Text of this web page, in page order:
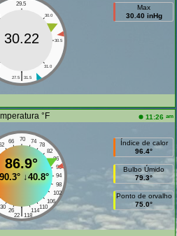
29.5
30.0
30.5
31.0
|
27.5 31.5
30.22
Max
30.40 inHg
°F 11:26 am
70
66 74
78
82
86
90
94
98
102
106
30
110
26 114
|
22 118
86.9°
90.3°↓40.8°
Índice de calor
96.4°
Bulbo Úmido
79.3°
Ponto de orvalho
75.0°